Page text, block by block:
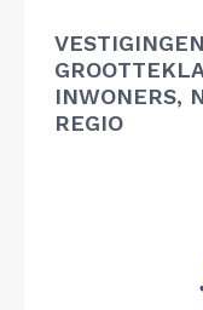
INWONERS,
REGIO